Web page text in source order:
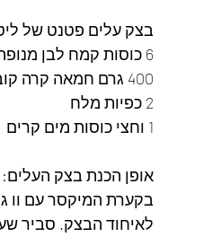
בצק עלים פטנט של
6 כוסות קמח לבן מנופה
400 גרם חמאה קרה קוביות /לפרווה נטורינה קרה קוביות
2 כפיות מלח
1 וחצי כוסות מים קרים
אופן הכנת בצק העלים:
בקערת המיקסר עם וו
לאיחוד הבצק. סביר